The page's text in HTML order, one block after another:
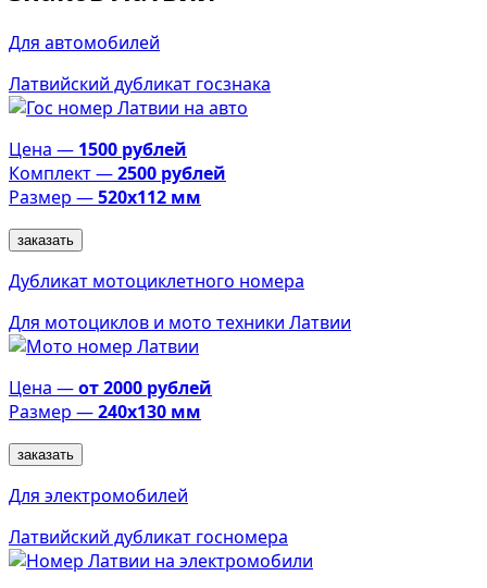
Для автомобилей
Латвийский дубликат госзнака
Цена — 1500 рублей
Комплект —2500 рублей
Размер —520х112 мм
заказать
Дубликат мотоциклетного номера
Для мотоциклов и мото техники Латвии
Цена —от 2000 рублей
Размер —240х130 мм
заказать
Для электромобилей
Латвийский дубликат госномера